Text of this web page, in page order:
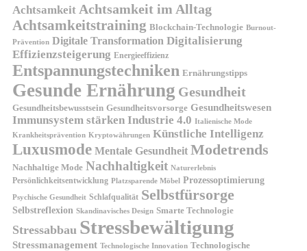
Achtsamkeit Achtsamkeit im Alltag
Achtsamkeitstraining Blockchain-Technologie Burnout-
Prävention Digitale Transformation Digitalisierung
Effizienzsteigerung Energieeffizienz
Entspannungstechniken Ernährungstipps
Gesunde Ernährung Gesundheit
Gesundheitsbewusstsein Gesundheitsvorsorge Gesundheitswesen
Immunsystem stärken Industrie 4.0 Italienische Mode
Krankheitsprävention Kryptowährungen Künstliche Intelligenz
Luxusmode Mentale Gesundheit Modetrends
Nachhaltige Mode Nachhaltigkeit Naturerlebnis
Persönlichkeitsentwicklung Platzsparende Möbel Prozessoptimierung
Psychische Gesundheit Schlafqualität Selbstfürsorge
Selbstreflexion Skandinavisches Design Smarte Technologie
Stressabbau Stressbewältigung
Stressmanagement Technologische Innovation Technologische